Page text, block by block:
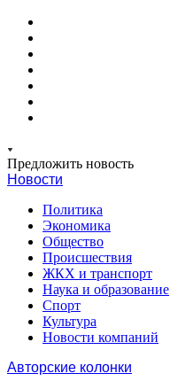
Предложить новость
Новости
Политика
Экономика
Общество
Происшествия
ЖКХ и транспорт
Наука и образование
Спорт
Культура
Новости компаний
Авторские колонки